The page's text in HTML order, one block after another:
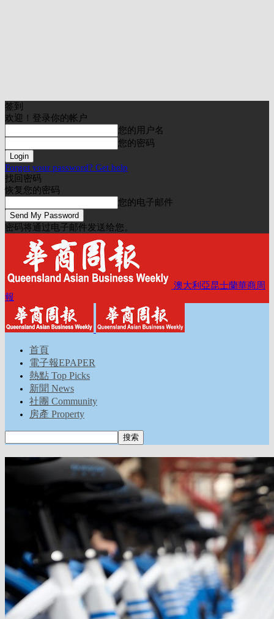
签到
欢迎！登录你的帐户
您的用户名
您的密码
Forgot your password? Get help
找回密码
恢复您的密码
您的电子邮件
密码将通过电子邮件发送给您。
澳大利亞昆士蘭華商周
報
首頁
電子報EPAPER
熱點 Top Picks
新聞 News
社團 Community
房產 Property